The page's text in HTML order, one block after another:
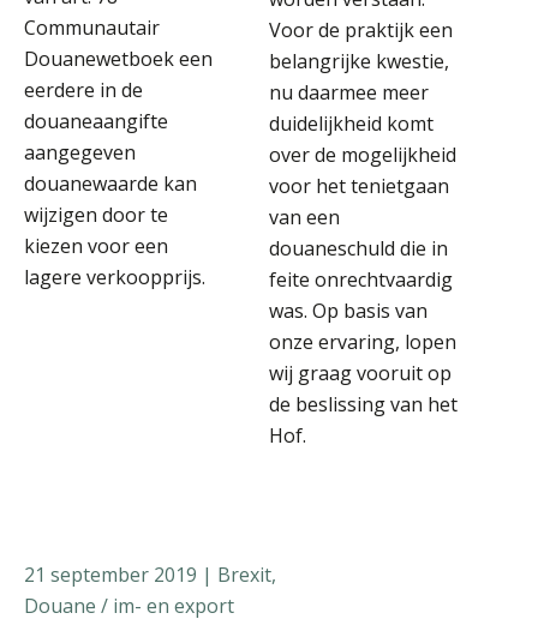
Communautair
Douanewetboek een
eerdere in de
douaneaangifte
aangegeven
douanewaarde kan
wijzigen door te
kiezen voor een
lagere verkoopprijs.
Voor de praktijk een
belangrijke kwestie,
nu daarmee meer
duidelijkheid komt
over de mogelijkheid
voor het tenietgaan
van een
douaneschuld die in
feite onrechtvaardig
was. Op basis van
onze ervaring, lopen
wij graag vooruit op
de beslissing van het
Hof.
21 september 2019 | Brexit,
Douane / im- en export